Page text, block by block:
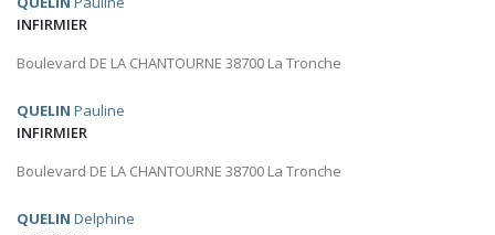
INFIRMIER
Boulevard DE LA CHANTOURNE 38700 La Tronche
QUELIN Pauline
INFIRMIER
Boulevard DE LA CHANTOURNE 38700 La Tronche
QUELIN Delphine